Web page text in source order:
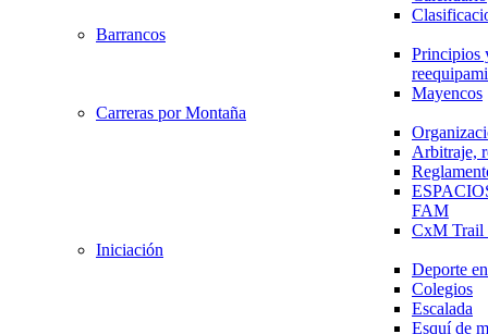
Barrancos
Principios
Mayencos
Carreras por Montaña
Arbitraje,
FAM
CxM
Iniciación
Deporte
Colegios
Escalada
Esquí de